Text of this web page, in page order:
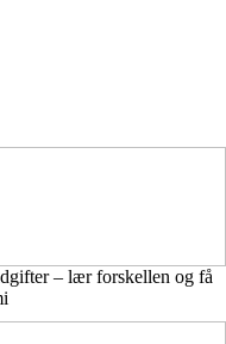
– lær forskellen og få